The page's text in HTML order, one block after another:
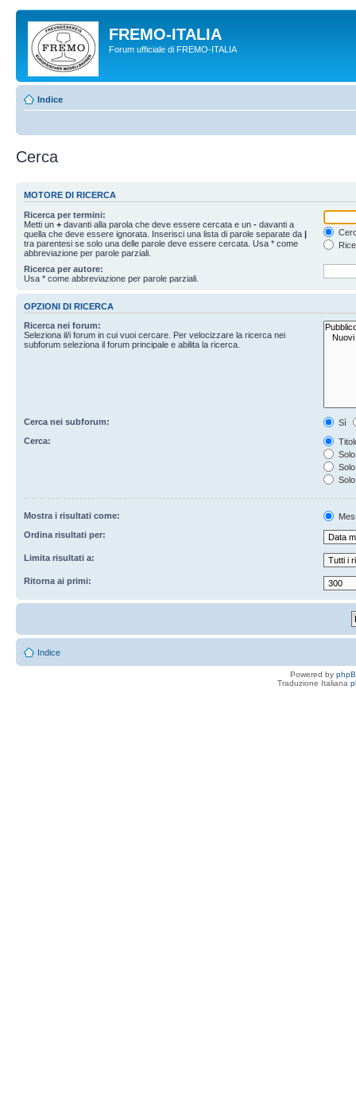
FREMO-ITALIA
Forum ufficiale di FREMO-ITALIA
Indice
Cerca
MOTORE DI RICERCA
Ricerca per termini:
Metti un + davanti alla parola che deve essere cercata e un - davanti a
quella che deve essere ignorata. Inserisci una lista di parole separate da |
tra parentesi se solo una delle parole deve essere cercata. Usa * come
abbreviazione per parole parziali.
Ricerca per autore:
Usa * come abbreviazione per parole parziali.
OPZIONI DI RICERCA
Ricerca nei forum:
Seleziona il/i forum in cui vuoi cercare. Per velocizzare la ricerca nei
subforum seleziona il forum principale e abilita la ricerca.
Cerca nei subforum:
Sì
Cerca:
Mostra i risultati come:
Ordina risultati per:
Limita risultati a:
Ritorna ai primi:
Indice
Powered by
Traduzione Italiana